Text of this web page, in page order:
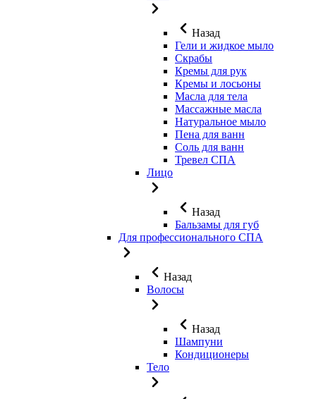
Назад
Гели и жидкое мыло
Скрабы
Кремы для рук
Кремы и лосьоны
Масла для тела
Массажные масла
Натуральное мыло
Пена для ванн
Соль для ванн
Тревел СПА
Лицо
Назад
Бальзамы для губ
Для профессионального СПА
Назад
Волосы
Назад
Шампуни
Кондиционеры
Тело